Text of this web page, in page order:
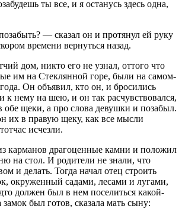
ты все, и я останусь здесь одна,
— сказал он и протянул ей руку
времени вернуться назад.
дом, никто его не узнал, оттого что
им на Стеклянной горе, были на самом-
Он объявил, кто он, и бросились
к нему на шею, и он так расчувствовался,
обе щеки, а про слова девушки и позабыл.
их в правую щеку, как все мысли
исчезли.
карманов драгоценные камни и положил
на стол. И родители не знали, что
и делать. Тогда начал отец строить
окруженный садами, лесами и лугами,
должен был в нем поселиться какой-
замок был готов, сказала мать сыну: